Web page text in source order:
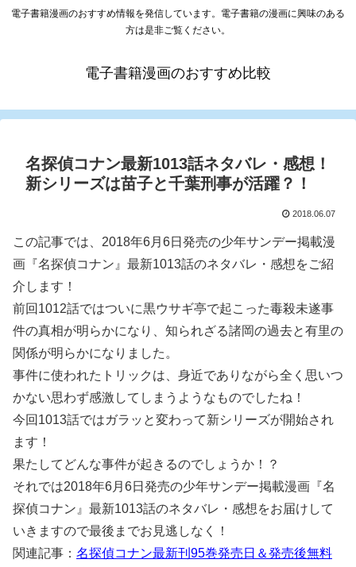
電子書籍漫画のおすすめ情報を発信しています。電子書籍の漫画に興味のある
方は是非ご覧ください。
電子書籍漫画のおすすめ比較
名探偵コナン最新1013話ネタバレ・感想！
新シリーズは苗子と千葉刑事が活躍？！
2018.06.07
この記事では、2018年6月6日発売の少年サンデー掲載漫
画『名探偵コナン』最新1013話のネタバレ・感想をご紹
介します！
前回1012話ではついに黒ウサギ亭で起こった毒殺未遂事
件の真相が明らかになり、知られざる諸岡の過去と有里の
関係が明らかになりました。
事件に使われたトリックは、身近でありながら全く思いつ
かない思わず感激してしまうようなものでしたね！
今回1013話ではガラッと変わって新シリーズが開始され
ます！
果たしてどんな事件が起きるのでしょうか！？
それでは2018年6月6日発売の少年サンデー掲載漫画『名
探偵コナン』最新1013話のネタバレ・感想をお届けして
いきますので最後までお見逃しなく！
関連記事： 名探偵コナン最新刊95巻発売日＆発売後無料